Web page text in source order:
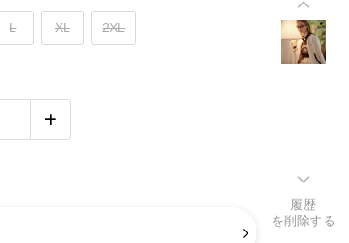
L XL 2XL
履歴
を削除する